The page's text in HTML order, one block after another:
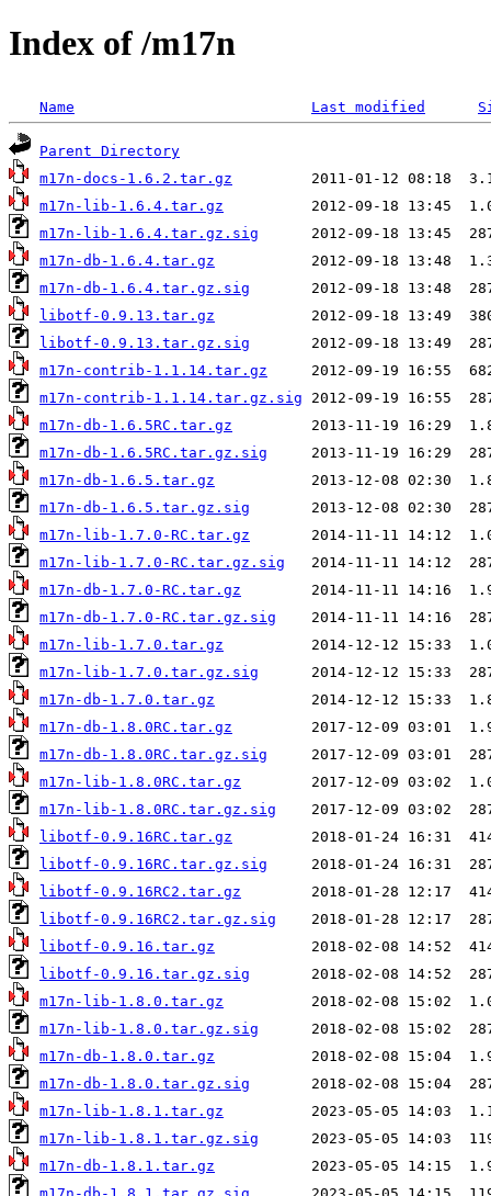
Index of /m17n
Name Last modified
Parent Directory
m17n-docs-1.6.2.tar.gz
m17n-lib-1.6.4.tar.gz
m17n-lib-1.6.4.tar.gz.sig
m17n-db-1.6.4.tar.gz
m17n-db-1.6.4.tar.gz.sig
libotf-0.9.13.tar.gz
libotf-0.9.13.tar.gz.sig
m17n-contrib-1.1.14.tar.gz
m17n-contrib-1.1.14.tar.gz.sig
m17n-db-1.6.5RC.tar.gz
m17n-db-1.6.5RC.tar.gz.sig
m17n-db-1.6.5.tar.gz
m17n-db-1.6.5.tar.gz.sig
m17n-lib-1.7.0-RC.tar.gz
m17n-lib-1.7.0-RC.tar.gz.sig
m17n-db-1.7.0-RC.tar.gz
m17n-db-1.7.0-RC.tar.gz.sig
m17n-lib-1.7.0.tar.gz
m17n-lib-1.7.0.tar.gz.sig
m17n-db-1.7.0.tar.gz
m17n-db-1.8.0RC.tar.gz
m17n-db-1.8.0RC.tar.gz.sig
m17n-lib-1.8.0RC.tar.gz
m17n-lib-1.8.0RC.tar.gz.sig
libotf-0.9.16RC.tar.gz
libotf-0.9.16RC.tar.gz.sig
libotf-0.9.16RC2.tar.gz
libotf-0.9.16RC2.tar.gz.sig
libotf-0.9.16.tar.gz
libotf-0.9.16.tar.gz.sig
m17n-lib-1.8.0.tar.gz
m17n-lib-1.8.0.tar.gz.sig
m17n-db-1.8.0.tar.gz
m17n-db-1.8.0.tar.gz.sig
m17n-lib-1.8.1.tar.gz
m17n-lib-1.8.1.tar.gz.sig
m17n-db-1.8.1.tar.gz